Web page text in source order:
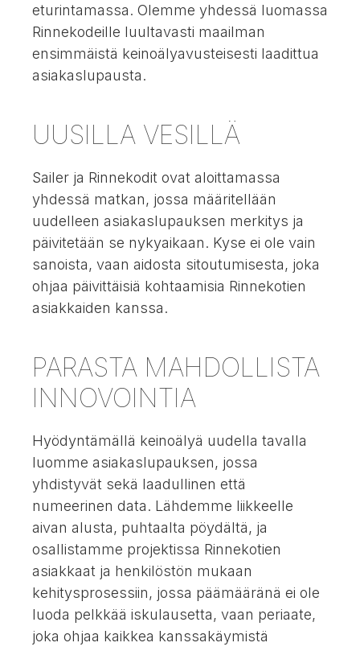
eturintamassa. Olemme yhdessä luomassa
Rinnekodeille luultavasti maailman
ensimmäistä keinoälyavusteisesti laadittua
asiakaslupausta.
UUSILLA VESILLÄ
Sailer ja Rinnekodit ovat aloittamassa
yhdessä matkan, jossa määritellään
uudelleen asiakaslupauksen merkitys ja
päivitetään se nykyaikaan. Kyse ei ole vain
sanoista, vaan aidosta sitoutumisesta, joka
ohjaa päivittäisiä kohtaamisia Rinnekotien
asiakkaiden kanssa.
PARASTA MAHDOLLISTA
INNOVOINTIA
Hyödyntämällä keinoälyä uudella tavalla
luomme asiakaslupauksen, jossa
yhdistyvät sekä laadullinen että
numeerinen data. Lähdemme liikkeelle
aivan alusta, puhtaalta pöydältä, ja
osallistamme projektissa Rinnekotien
asiakkaat ja henkilöstön mukaan
kehitysprosessiin, jossa päämääränä ei ole
luoda pelkkää iskulausetta, vaan periaate,
joka ohjaa kaikkea kanssakäymistä